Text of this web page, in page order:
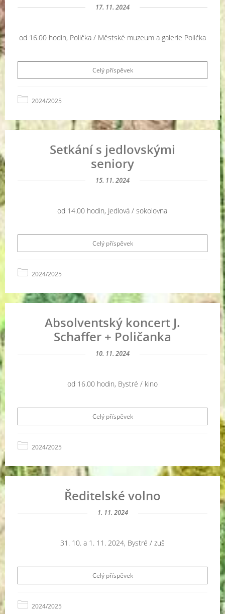
17. 11. 2024
od 16.00 hodin, Polička / Městské muzeum a galerie Polička
Celý příspěvek
2024/2025
Setkání s jedlovskými
seniory
15. 11. 2024
od 14.00 hodin, Jedlová / sokolovna
Celý příspěvek
2024/2025
Absolventský koncert J.
Schaffer + Poličanka
10. 11. 2024
od 16.00 hodin, Bystré / kino
Celý příspěvek
2024/2025
Ředitelské volno
1. 11. 2024
31. 10. a 1. 11. 2024, Bystré / zuš
Celý příspěvek
2024/2025